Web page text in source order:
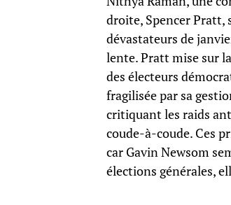
droite, Spencer Pratt,
dévastateurs de
lente. Pratt mise sur
des électeurs
fragilisée par sa
critiquant les raids
coude-à-coude. Ces
car Gavin Newsom
élections générales,